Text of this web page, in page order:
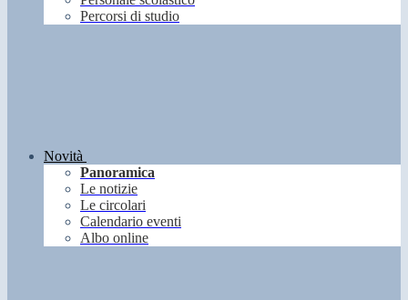
Percorsi di studio
Novità
Panoramica
Le notizie
Le circolari
Calendario eventi
Albo online